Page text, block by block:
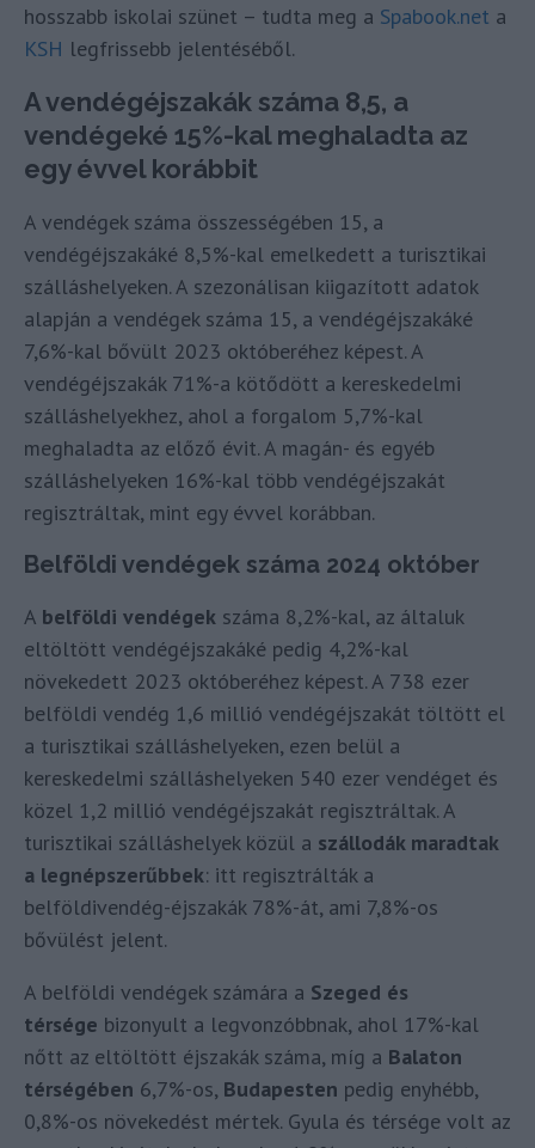
hosszabb iskolai szünet – tudta meg a Spabook.net a
KSH legfrissebb jelentéséből.
A vendégéjszakák száma 8,5, a
vendégeké 15%-kal meghaladta az
egy évvel korábbit
A vendégek száma összességében 15, a
vendégéjszakáké 8,5%-kal emelkedett a turisztikai
szálláshelyeken. A szezonálisan kiigazított adatok
alapján a vendégek száma 15, a vendégéjszakáké
7,6%-kal bővült 2023 októberéhez képest. A
vendégéjszakák 71%-a kötődött a kereskedelmi
szálláshelyekhez, ahol a forgalom 5,7%-kal
meghaladta az előző évit. A magán- és egyéb
szálláshelyeken 16%-kal több vendégéjszakát
regisztráltak, mint egy évvel korábban.
Belföldi vendégek száma 2024 október
A belföldi vendégek száma 8,2%-kal, az általuk
eltöltött vendégéjszakáké pedig 4,2%-kal
növekedett 2023 októberéhez képest. A 738 ezer
belföldi vendég 1,6 millió vendégéjszakát töltött el
a turisztikai szálláshelyeken, ezen belül a
kereskedelmi szálláshelyeken 540 ezer vendéget és
közel 1,2 millió vendégéjszakát regisztráltak. A
turisztikai szálláshelyek közül a szállodák maradtak
a legnépszerűbbek: itt regisztrálták a
belföldivendég-éjszakák 78%-át, ami 7,8%-os
bővülést jelent.
A belföldi vendégek számára a Szeged és
térsége bizonyult a legvonzóbbnak, ahol 17%-kal
nőtt az eltöltött éjszakák száma, míg a Balaton
térségében 6,7%-os, Budapesten pedig enyhébb,
0,8%-os növekedést mértek. Gyula és térsége volt az